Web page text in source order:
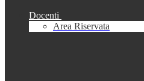
Docenti
Area Riservata